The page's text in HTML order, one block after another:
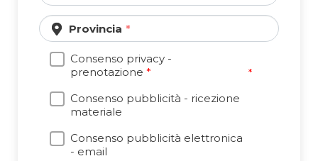
Provincia
Consenso privacy -
prenotazione * *
Consenso pubblicità - ricezione
materiale
Consenso pubblicità elettronica
- email